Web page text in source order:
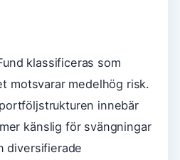
klassificeras som
motsvarar medelhög risk.
innebär
känslig för svängningar
diversifierade